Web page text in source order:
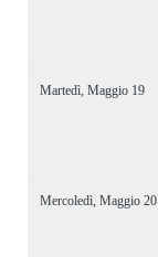
Martedì, Maggio 19
Mercoledì, Maggio 20